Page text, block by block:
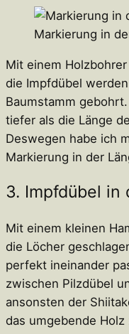
Markierung in
Mit einem
die Impfdübel
Baumstamm
tiefer als die Länge
Deswegen habe ich
Markierung in der
3. Impfdübel in
Mit einem kleinen
die Löcher
perfekt ineinander
zwischen Pilzdübel
ansonsten der
das umgebende Holz